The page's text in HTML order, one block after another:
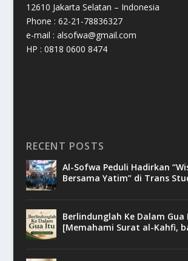
12610 Jakarta Selatan – Indonesia
Phone : 62-21-78836327
e-mail : alsofwa@gmail.com
HP : 0818 0600 8474
RECENT POSTS
Al-Sofwa Peduli Hadirkan
Bersama Yatim” di Trans
Berlindunglah Ke Dalam Gua
[Memahami Surat al-Kahfi,